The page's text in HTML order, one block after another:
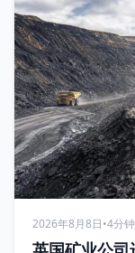
2026年8月8日•4分